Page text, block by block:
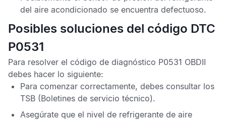
del aire acondicionado se encuentra defectuoso.
Posibles soluciones del código DTC
P0531
Para resolver el código de diagnóstico P0531 OBDII
debes hacer lo siguiente:
Para comenzar correctamente, debes consultar los
TSB (Boletines de servicio técnico).
Asegúrate que el nivel de refrigerante de aire